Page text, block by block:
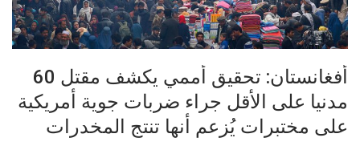
أفغانستان: تحقيق أممي يكشف مقتل 60
مدنيا على الأقل جراء ضربات جوية أمريكية
على مختبرات يُزعم أنها تنتج المخدرات